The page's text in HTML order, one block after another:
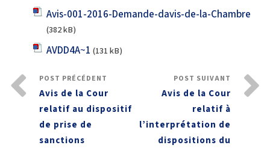
Avis-001-2016-Demande-davis-de-la-Chambre
(382 kB)
AVDD4A~1 (131 kB)
POST PRÉCÉDENT
Avis de la Cour
relatif au dispositif
de prise de
sanctions
POST SUIVANT
Avis de la Cour
relatif à
l’interprétation de
dispositions du